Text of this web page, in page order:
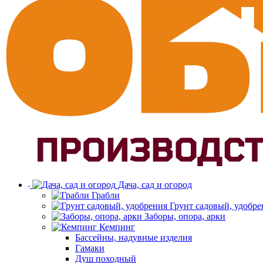
Дача, сад и огород
Грабли
Грунт садовый,
Заборы, опора, арки
Кемпинг
Бассейны, надувные изделия
Гамаки
Душ походный